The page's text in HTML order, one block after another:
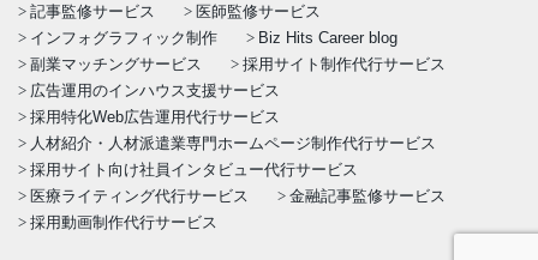
記事監修サービス
医師監修サービス
インフォグラフィック制作
Biz Hits Career blog
副業マッチングサービス
採用サイト制作代行サービス
広告運用のインハウス支援サービス
採用特化Web広告運用代行サービス
人材紹介・人材派遣業専門ホームページ制作代行サービス
採用サイト向け社員インタビュー代行サービス
医療ライティング代行サービス
金融記事監修サービス
採用動画制作代行サービス